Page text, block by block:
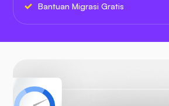
Bantuan Migrasi Gratis